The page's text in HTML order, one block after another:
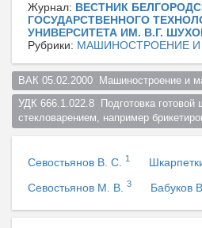
Журнал: ВЕСТНИК
ГОСУДАРСТВЕННОГО
УНИВЕРСИТЕТА ИМ. В.Г.
Рубрики: МАШИНОСТРОЕНИЕ
ВАК 05.02.2000  Машиностроение и
УДК 666.1.022.8  Подготовка готовой
стекловарением, например
Севостьянов В. С. 1
Севостьянов М. В. 3 Бабуков